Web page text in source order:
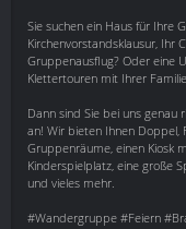
Sie suchen ein Haus für Ihre
Kirchenvorstandsklausur, Ihr
Gruppenausflug? Oder eine
Klettertouren mit Ihrer
Dann sind Sie bei uns genau
an! Wir bieten Ihnen Doppel,
Gruppenräume, einen Kiosk
Kinderspielplatz, eine große
und vieles mehr.
#Wandergruppe #Feiern